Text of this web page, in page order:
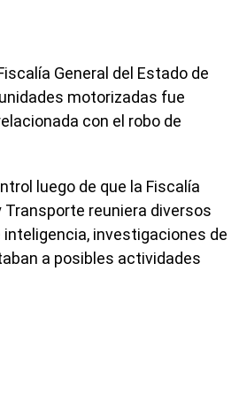
General del Estado de
unidades motorizadas fue
con el robo de
luego de que la Fiscalía
Transporte reuniera diversos
investigaciones de
a posibles actividades